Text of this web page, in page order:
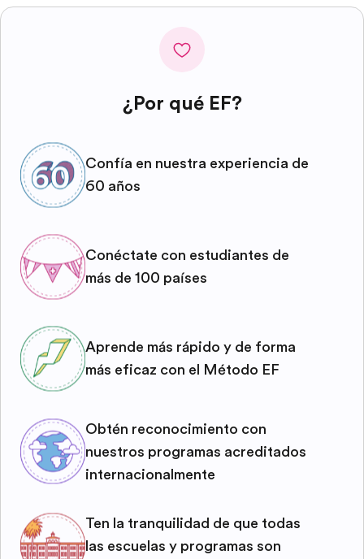
¿Por qué EF?
Confía en nuestra experiencia de
60 años
Conéctate con estudiantes de
más de 100 países
Aprende más rápido y de forma
más eficaz con el Método EF
Obtén reconocimiento con
nuestros programas acreditados
internacionalmente
Ten la tranquilidad de que todas
las escuelas y programas son